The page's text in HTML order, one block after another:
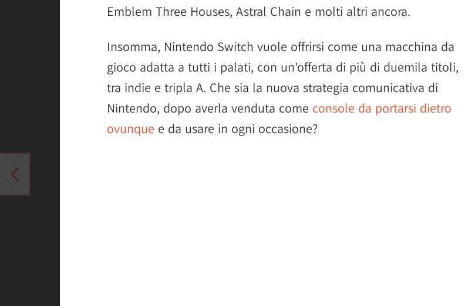
Emblem Three Houses, Astral Chain e molti altri ancora.
Insomma, Nintendo Switch vuole offrirsi come una macchina da
gioco adatta a tutti i palati, con un'offerta di più di duemila titoli,
tra indie e tripla A. Che sia la nuova strategia comunicativa di
Nintendo, dopo averla venduta come console da portarsi dietro
ovunque e da usare in ogni occasione?